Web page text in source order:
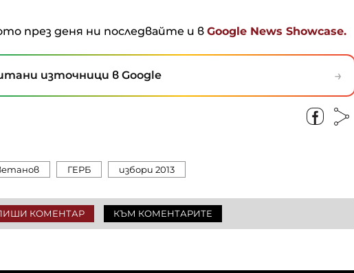
през деня ни последвайте и в Google News Showcase.
източници в Google →
ГЕРБ избори 2013
КОМЕНТАР КЪМ КОМЕНТАРИТЕ